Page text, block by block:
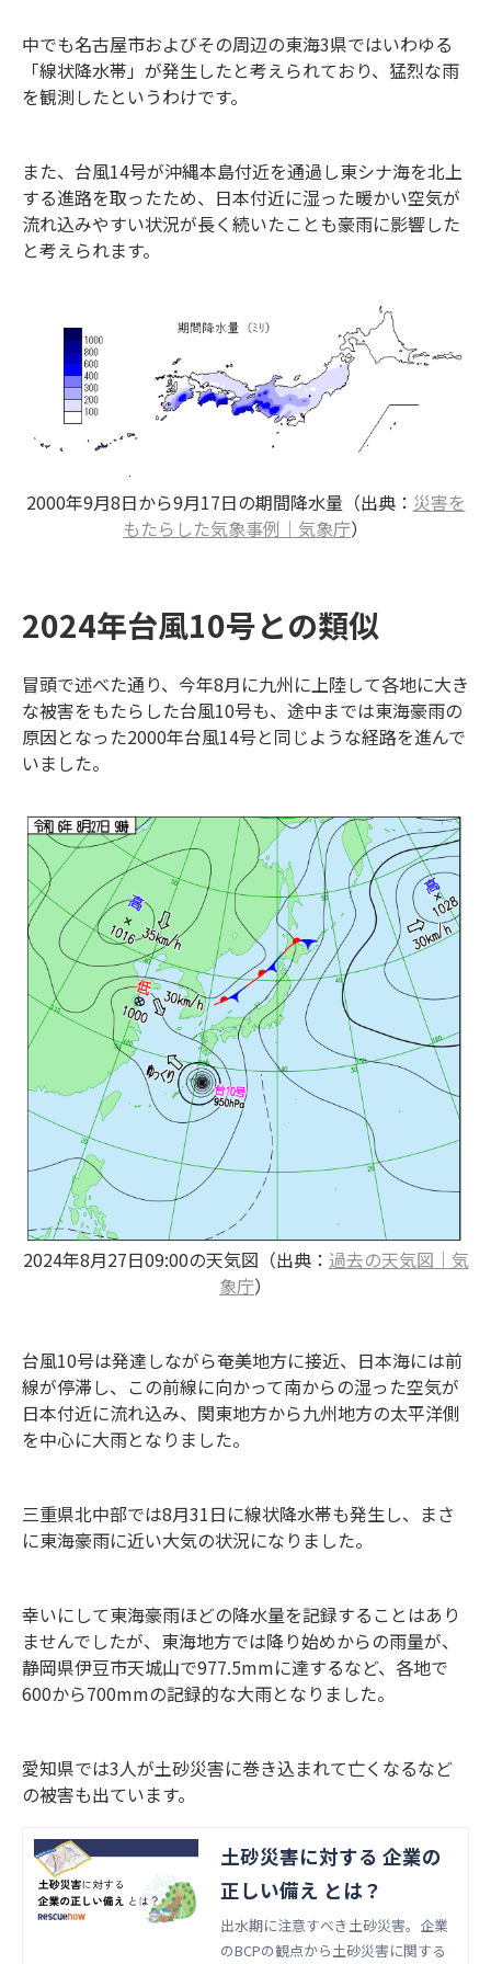
中でも名古屋市およびその周辺の東海3県ではいわゆる
「線状降水帯」が発生したと考えられており、猛烈な雨
を観測したというわけです。
また、台風14号が沖縄本島付近を通過し東シナ海を北上
する進路を取ったため、日本付近に湿った暖かい空気が
流れ込みやすい状況が長く続いたことも豪雨に影響した
と考えられます。
2000年9月8日から9月17日の期間降水量（出典： 災害を
もたらした気象事例｜気象庁）
2024年台風10号との類似
冒頭で述べた通り、今年8月に九州に上陸して各地に大き
な被害をもたらした台風10号も、途中までは東海豪雨の
原因となった2000年台風14号と同じような経路を進んで
いました。
2024年8月27日09:00の天気図（出典： 過去の天気図｜気
象庁）
台風10号は発達しながら奄美地方に接近、日本海には前
線が停滞し、この前線に向かって南からの湿った空気が
日本付近に流れ込み、関東地方から九州地方の太平洋側
を中心に大雨となりました。
三重県北中部では8月31日に線状降水帯も発生し、まさ
に東海豪雨に近い大気の状況になりました。
幸いにして東海豪雨ほどの降水量を記録することはあり
ませんでしたが、東海地方では降り始めからの雨量が、
静岡県伊豆市天城山で977.5mmに達するなど、各地で
600から700mmの記録的な大雨となりました。
愛知県では3人が土砂災害に巻き込まれて亡くなるなど
の被害も出ています。
土砂災害に対する 企業の
正しい備え とは？
出水期に注意すべき土砂災害。企業
のBCPの観点から土砂災害に関する